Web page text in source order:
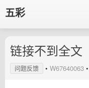
五彩
链接不到全文
问题反馈 • W67640063 •